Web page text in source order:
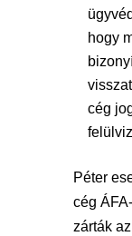
hogy
cég
Péter
cég
zárták